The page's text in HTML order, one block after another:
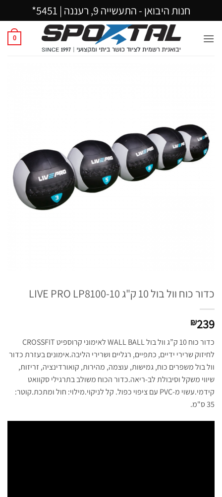
חנות היבואן - התעשייה 9, רעננה | 5451*
0
כדור כוח וול בול 10 ק"ג LIVE PRO LP8100-10
₪239
כדור כוח 10 ק”ג וול בול WALL BALL לאימוני קרוספיט CROSSFIT
לחיזוק שרירי ידיים, כתפיים, רגליים ושרירי הליבה.אימונים בעזרת כדור
וול בול משפרים כוח, גמישות, עוצמה, מהירות, קואורדינציה, זריזות,
שיווי משקל וסיבולת לב-ריאה.כדור הכוח משולב בתרגילי סקוואט
קידמי.עשוי מ-PVC עם ציפוי כפול. קל לניקוי.מילוי: חול ומתכת.קוטר:
35 ס"מ.